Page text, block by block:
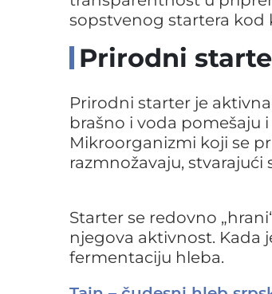
sopstvenog startera kod
Prirodni
Prirodni starter je
brašno i voda pomešaju
Mikroorganizmi koji se
razmnožavaju,
Starter se redovno
njegova aktivnost. Kada
fermentaciju hleba.